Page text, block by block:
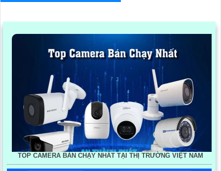
TOP CAMERA BÁN CHẠY NHẤT TẠI THỊ TRƯỜNG VIỆT NAM